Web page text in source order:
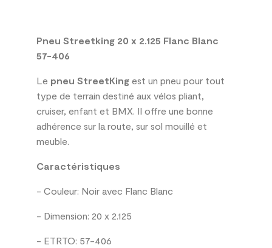
Pneu Streetking 20 x 2.125 Flanc Blanc
57-406
Le pneu StreetKing est un pneu pour tout
type de terrain destiné aux vélos pliant,
cruiser, enfant et BMX. Il offre une bonne
adhérence sur la route, sur sol mouillé et
meuble.
Caractéristiques
- Couleur: Noir avec Flanc Blanc
- Dimension: 20 x 2.125
- ETRTO: 57-406